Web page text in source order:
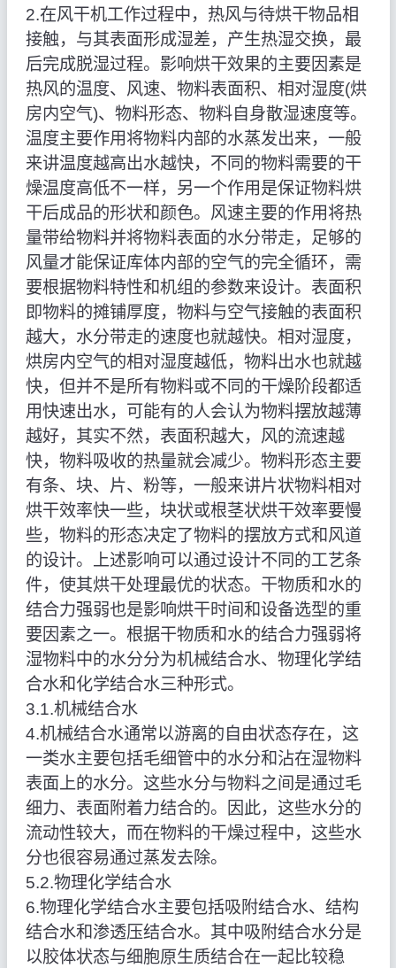
2.在风干机工作过程中，热风与待烘干物品相
接触，与其表面形成湿差，产生热湿交换，最
后完成脱湿过程。影响烘干效果的主要因素是
热风的温度、风速、物料表面积、相对湿度(烘
房内空气)、物料形态、物料自身散湿速度等。
温度主要作用将物料内部的水蒸发出来，一般
来讲温度越高出水越快，不同的物料需要的干
燥温度高低不一样，另一个作用是保证物料烘
干后成品的形状和颜色。风速主要的作用将热
量带给物料并将物料表面的水分带走，足够的
风量才能保证库体内部的空气的完全循环，需
要根据物料特性和机组的参数来设计。表面积
即物料的摊铺厚度，物料与空气接触的表面积
越大，水分带走的速度也就越快。相对湿度，
烘房内空气的相对湿度越低，物料出水也就越
快，但并不是所有物料或不同的干燥阶段都适
用快速出水，可能有的人会认为物料摆放越薄
越好，其实不然，表面积越大，风的流速越
快，物料吸收的热量就会减少。物料形态主要
有条、块、片、粉等，一般来讲片状物料相对
烘干效率快一些，块状或根茎状烘干效率要慢
些，物料的形态决定了物料的摆放方式和风道
的设计。上述影响可以通过设计不同的工艺条
件，使其烘干处理最优的状态。干物质和水的
结合力强弱也是影响烘干时间和设备选型的重
要因素之一。根据干物质和水的结合力强弱将
湿物料中的水分分为机械结合水、物理化学结
合水和化学结合水三种形式。
3.1.机械结合水
4.机械结合水通常以游离的自由状态存在，这
一类水主要包括毛细管中的水分和沾在湿物料
表面上的水分。这些水分与物料之间是通过毛
细力、表面附着力结合的。因此，这些水分的
流动性较大，而在物料的干燥过程中，这些水
分也很容易通过蒸发去除。
5.2.物理化学结合水
6.物理化学结合水主要包括吸附结合水、结构
结合水和渗透压结合水。其中吸附结合水分是
以胶体状态与细胞原生质结合在一起比较稳